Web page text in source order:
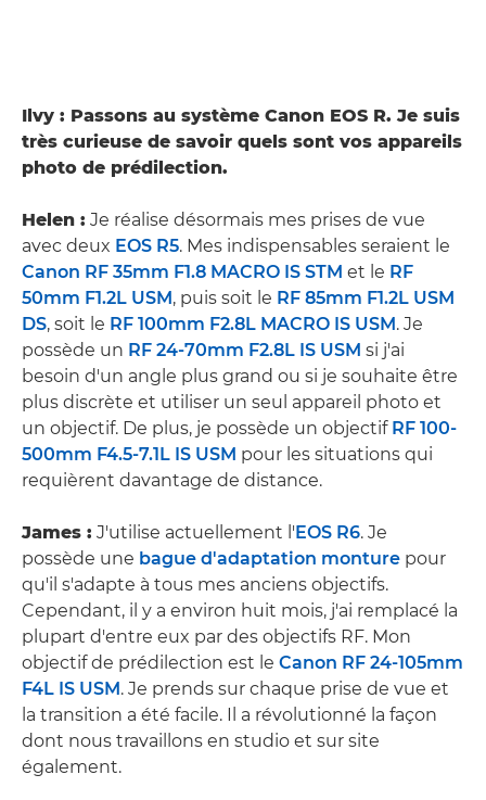
Ilvy : Passons au système Canon EOS R. Je suis
très curieuse de savoir quels sont vos appareils
photo de prédilection.
Helen : Je réalise désormais mes prises de vue
avec deux EOS R5. Mes indispensables seraient le
Canon RF 35mm F1.8 MACRO IS STM et le RF
50mm F1.2L USM, puis soit le RF 85mm F1.2L USM
DS, soit le RF 100mm F2.8L MACRO IS USM. Je
possède un RF 24-70mm F2.8L IS USM si j'ai
besoin d'un angle plus grand ou si je souhaite être
plus discrète et utiliser un seul appareil photo et
un objectif. De plus, je possède un objectif RF 100-
500mm F4.5-7.1L IS USM pour les situations qui
requièrent davantage de distance.
James : J'utilise actuellement l'EOS R6. Je
possède une bague d'adaptation monture pour
qu'il s'adapte à tous mes anciens objectifs.
Cependant, il y a environ huit mois, j'ai remplacé la
plupart d'entre eux par des objectifs RF. Mon
objectif de prédilection est le Canon RF 24-105mm
F4L IS USM. Je prends sur chaque prise de vue et
la transition a été facile. Il a révolutionné la façon
dont nous travaillons en studio et sur site
également.